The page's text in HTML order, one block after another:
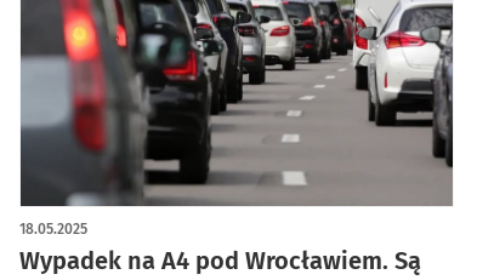
Wypadek na A4 pod Wrocławiem. Są
18.05.2025